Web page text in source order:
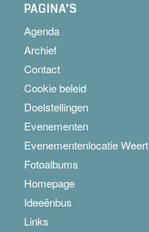
PAGINA’S
Agenda
Archief
Contact
Cookie beleid
Doelstellingen
Evenementen
Evenementenlocatie Weert
Fotoalbums
Homepage
Ideeënbus
Links